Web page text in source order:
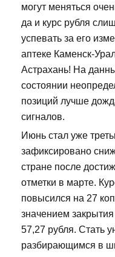
могут меняться
да и курс рубля
успевать за его
аптеке Каменск-
Астрахань! На
состоянии
позиций лучше
сигналов.
Июнь стал уже
зафиксировано
стране после
отметки в марте.
повысился на 27
значением
57,27 рубля. Стать
разбирающимся в